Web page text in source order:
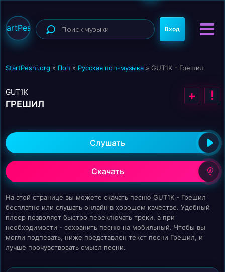
Вход
StartPesni.org » Поп » Русская поп-музыка » GUT1K - Грешил
GUT1K
ГРЕШИЛ
+ !
Слушать
Скачать
На этой странице вы можете скачать песню GUT1K - Грешил
бесплатно или слушать онлайн в хорошем качестве. Удобный
плеер позволяет быстро переключать треки, а при
необходимости - сохранить песню на мобильный. Чтобы вы
могли подпевать, ниже представлен текст песни Грешил, и
лучше прочувствовать смысл песни.